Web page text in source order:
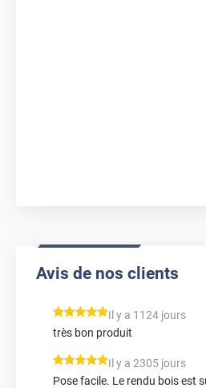
Avis de nos clients
*****
Il y a 1124 jours
très bon produit
*****
Il y a 2305 jours
Pose facile. Le rendu bois est